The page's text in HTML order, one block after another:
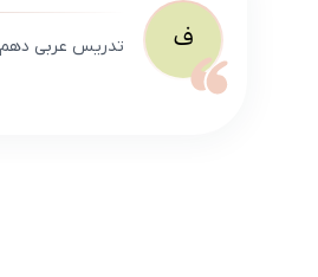
ف تدریس عربی دهم